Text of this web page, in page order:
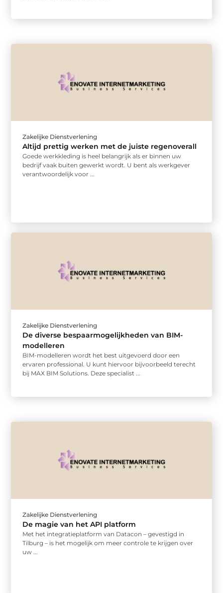
Zakelijke Dienstverlening
Altijd prettig werken met de juiste regenoverall
Goede werkkleding is heel belangrijk als er binnen uw
bedrijf vaak buiten gewerkt wordt. U bent als werkgever
verantwoordelijk voor ...
Zakelijke Dienstverlening
De diverse bespaarmogelijkheden van BIM-
modelleren
BIM-modelleren wordt het best uitgevoerd door een
ervaren professional. U kunt hiervoor bijvoorbeeld terecht
bij MAX BIM Solutions. Deze specialist ...
Zakelijke Dienstverlening
De magie van het API platform
Met het integratieplatform van Datacon – gevestigd in
Tilburg – is het mogelijk om meer controle te krijgen over
uw ...